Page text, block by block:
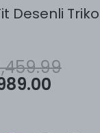
Desenli